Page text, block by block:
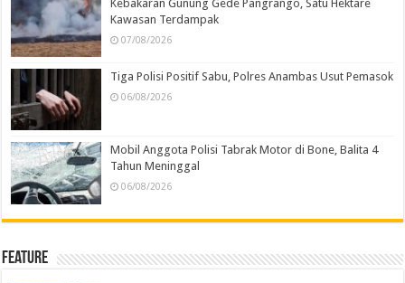
Kebakaran Gunung Gede Pangrango, Satu Hektare
Kawasan Terdampak
07/08/2026
Tiga Polisi Positif Sabu, Polres Anambas Usut Pemasok
06/08/2026
Mobil Anggota Polisi Tabrak Motor di Bone, Balita 4
Tahun Meninggal
06/08/2026
Feature